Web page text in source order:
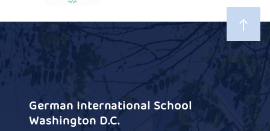
German International School
Washington D.C.